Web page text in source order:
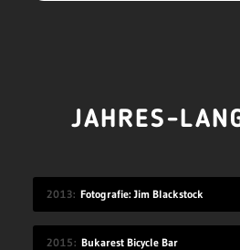
JAHRES-
2013 Fotografie: Jim Blackstock
2015 Bukarest Bicycle Bar